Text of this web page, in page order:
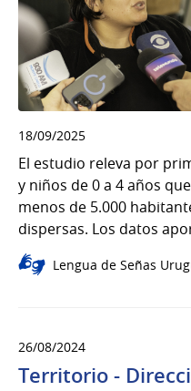
18/09/2025
El estudio releva por
y niños de 0 a 4 años
menos de 5.000
dispersas. Los datos
Lengua de Señas
26/08/2024
Territorio -